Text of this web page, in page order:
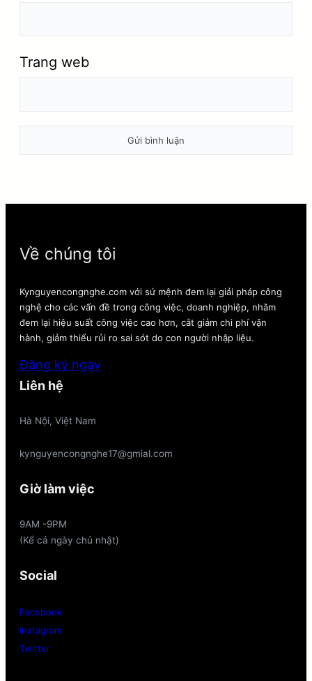
Trang web
Về chúng tôi
Kynguyencongnghe.com với sứ mệnh đem lại giải pháp công
nghệ cho các vấn đề trong công việc, doanh nghiệp, nhằm
đem lại hiệu suất công việc cao hơn, cắt giảm chi phí vận
hành, giảm thiểu rủi ro sai sót do con người nhập liệu.
Đăng ký ngay
Liên hệ
Hà Nội, Việt Nam
kynguyencongnghe17@gmial.com
Giờ làm việc
9AM -9PM
(Kể cả ngày chủ nhật)
Social
Facebook
Instagram
Twitter